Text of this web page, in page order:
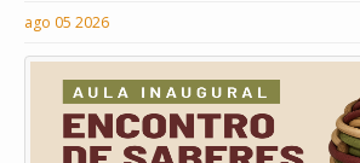
ago 05 2026